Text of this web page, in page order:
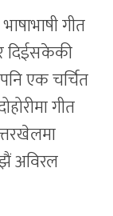
गीत
दिईसकेकी
पनि एक चर्चित
गीत
झैं अविरल